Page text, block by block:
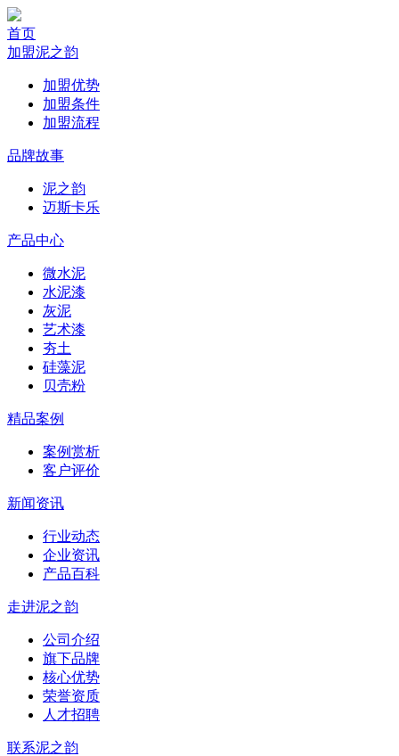
首页
加盟泥之韵
加盟优势
加盟条件
加盟流程
品牌故事
泥之韵
迈斯卡乐
产品中心
微水泥
水泥漆
灰泥
艺术漆
夯土
硅藻泥
贝壳粉
精品案例
案例赏析
客户评价
新闻资讯
行业动态
企业资讯
产品百科
走进泥之韵
公司介绍
旗下品牌
核心优势
荣誉资质
人才招聘
联系泥之韵